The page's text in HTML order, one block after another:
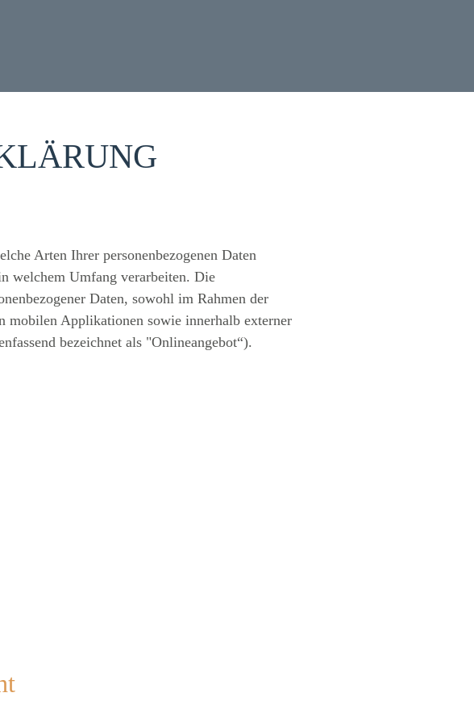
Arten Ihrer personenbezogenen Daten
welchem Umfang verarbeiten. Die
Daten, sowohl im Rahmen der
mobilen Applikationen sowie innerhalb externer
bezeichnet als "Onlineangebot“).